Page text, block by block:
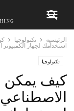
الرئيسية تكنولوجيا
استخدامك لجهاز
تكنولوجيا
كيف يمكن